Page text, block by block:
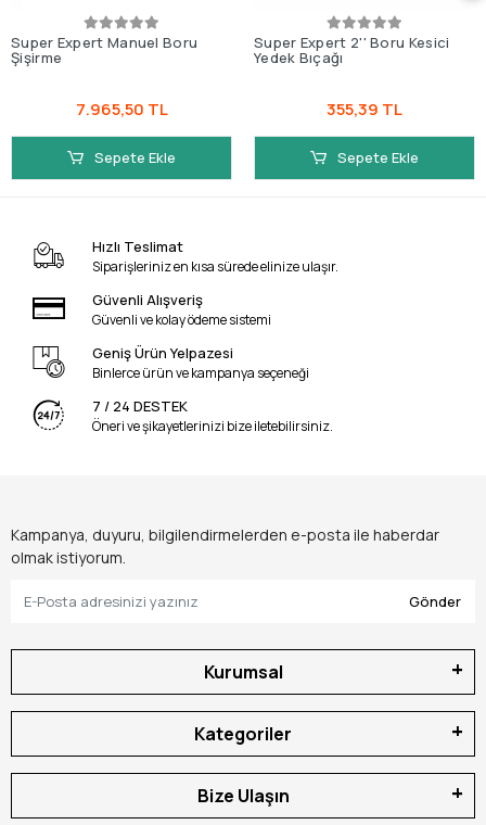
Super Expert Manuel Boru
Şişirme
7.965,50 TL
Sepete Ekle
Super Expert 2'' Boru Kesici
Yedek Bıçağı
355,39 TL
Sepete Ekle
Hızlı Teslimat
Siparişleriniz en kısa sürede elinize ulaşır.
Güvenli Alışveriş
Güvenli ve kolay ödeme sistemi
Geniş Ürün Yelpazesi
Binlerce ürün ve kampanya seçeneği
7 / 24 DESTEK
Öneri ve şikayetlerinizi bize iletebilirsiniz.
Kampanya, duyuru, bilgilendirmelerden e-posta ile haberdar
olmak istiyorum.
Gönder
Kurumsal
Kategoriler
Bize Ulaşın